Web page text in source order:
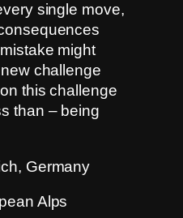
single move,
might
challenge
this challenge
than – being
Germany
Alps